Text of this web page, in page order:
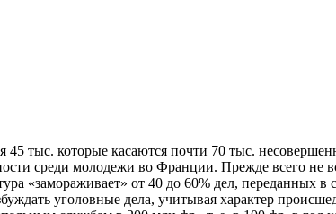
тыс. которые ка­саются почти 70 тыс.
среди молодежи во Франции. Прежде всего не
«замораживает» от 40 до 60% дел, переданных
уголовные дела, учитывая характер